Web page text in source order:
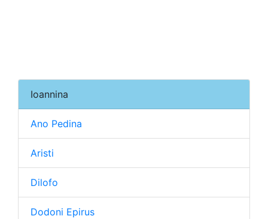
Ioannina
Ano Pedina
Aristi
Dilofo
Dodoni Epirus